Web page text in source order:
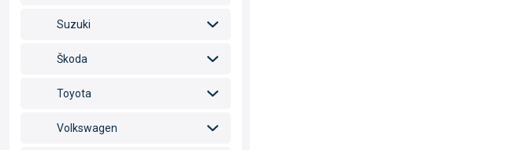
Suzuki
Škoda
Toyota
Volkswagen